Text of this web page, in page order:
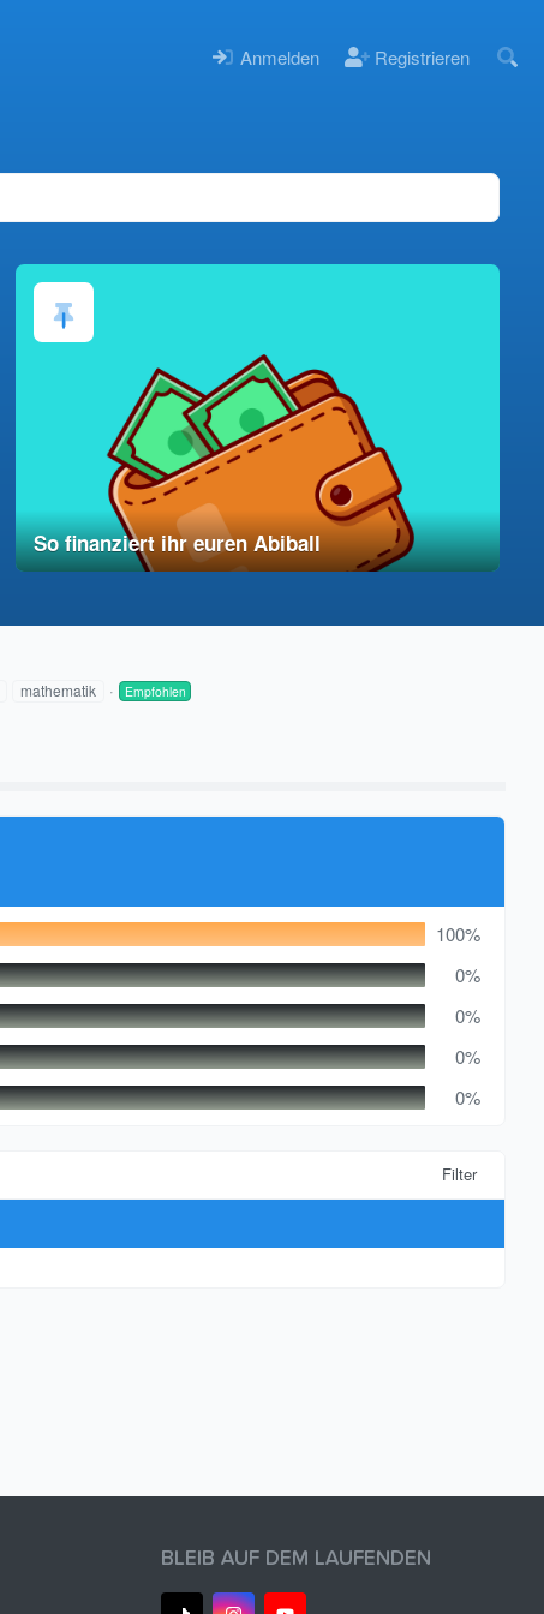
Anmelden Registrieren
So finanziert ihr euren Abiball
mathematik Empfohlen
100%
0%
0%
0%
0%
Filter
BLEIB AUF DEM LAUFENDEN